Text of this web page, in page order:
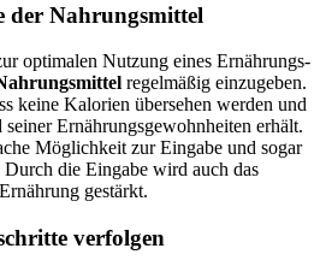
der Nahrungsmittel
optimalen Nutzung eines Ernährungs-
regelmäßig einzugeben.
keine Kalorien übersehen werden und
Ernährungsgewohnheiten erhält.
Möglichkeit zur Eingabe und sogar
Durch die Eingabe wird auch das
gestärkt.
verfolgen